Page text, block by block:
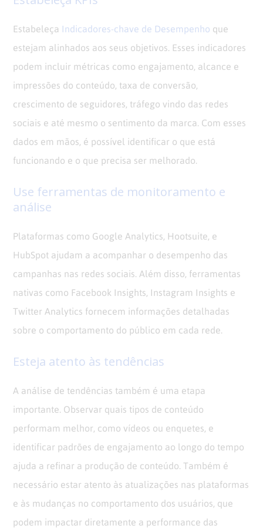
Estabeleça Indicadores-chave de Desempenho que
estejam alinhados aos seus objetivos. Esses indicadores
podem incluir métricas como engajamento, alcance e
impressões do conteúdo, taxa de conversão,
crescimento de seguidores, tráfego vindo das redes
sociais e até mesmo o sentimento da marca. Com esses
dados em mãos, é possível identificar o que está
funcionando e o que precisa ser melhorado.
Use ferramentas de monitoramento e
análise
Plataformas como Google Analytics, Hootsuite, e
HubSpot ajudam a acompanhar o desempenho das
campanhas nas redes sociais. Além disso, ferramentas
nativas como Facebook Insights, Instagram Insights e
Twitter Analytics fornecem informações detalhadas
sobre o comportamento do público em cada rede.
Esteja atento às tendências
A análise de tendências também é uma etapa
importante. Observar quais tipos de conteúdo
performam melhor, como vídeos ou enquetes, e
identificar padrões de engajamento ao longo do tempo
ajuda a refinar a produção de conteúdo. Também é
necessário estar atento às atualizações nas plataformas
e às mudanças no comportamento dos usuários, que
podem impactar diretamente a performance das